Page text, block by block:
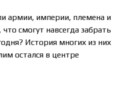
армии, империи, племена и
смогут навсегда забрать
История многих из них
остался в центре